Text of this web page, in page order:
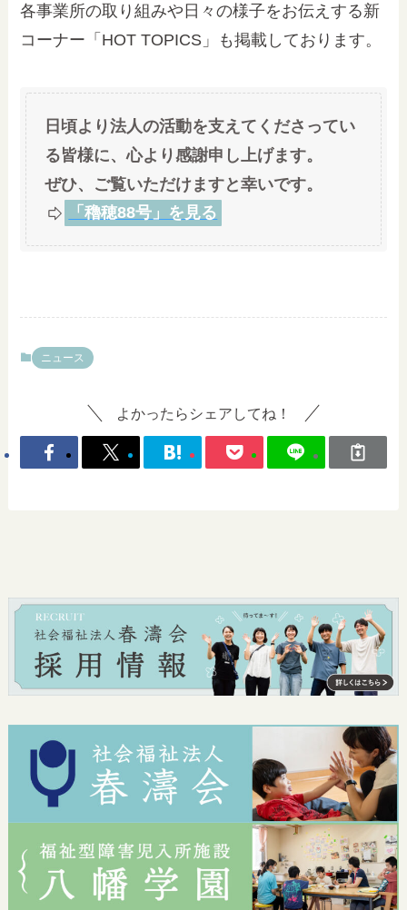
各事業所の取り組みや日々の様子をお伝えする新
コーナー「HOT TOPICS」も掲載しております。
日頃より法人の活動を支えてくださってい
る皆様に、心より感謝申し上げます。
ぜひ、ご覧いただけますと幸いです。
「穭穂88号」を見る
ニュース
よかったらシェアしてね！